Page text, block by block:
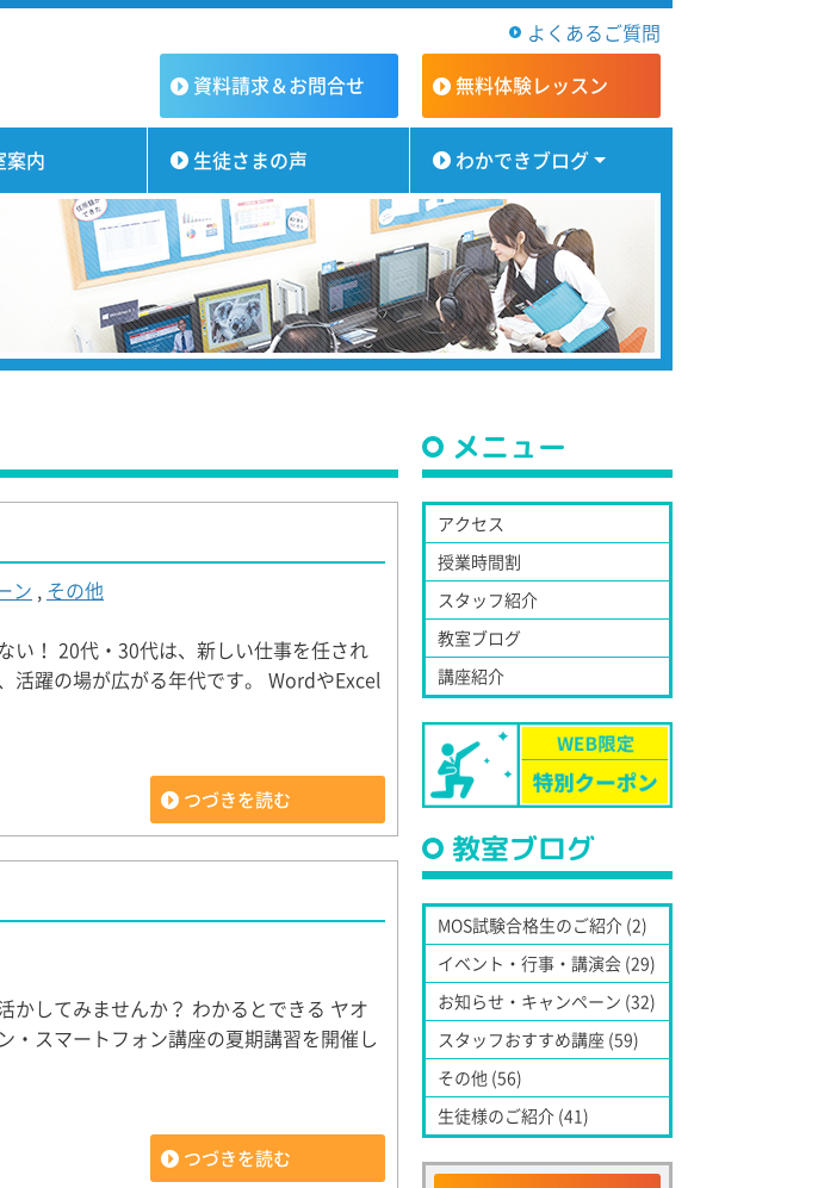
よくあるご質問
資料請求＆お問合せ 無料体験レッスン
案内 生徒さまの声 わかできブログ
ン , その他
い！ 20代・30代は、新しい仕事を任され
活躍の場が広がる年代です。 WordやExcel
つづきを読む
かしてみませんか？ わかるとできる ヤオ
・スマートフォン講座の夏期講習を開催し
つづきを読む
メニュー
アクセス
授業時間割
スタッフ紹介
教室ブログ
講座紹介
教室ブログ
MOS試験合格生のご紹介 (2)
イベント・行事・講演会 (29)
お知らせ・キャンペーン (32)
スタッフおすすめ講座 (59)
その他 (56)
生徒様のご紹介 (41)